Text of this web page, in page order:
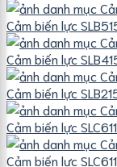
Cảm biến lực
Cảm biến lực
Cảm biến lực
Cảm biến lực SLC611
Cảm biến lực